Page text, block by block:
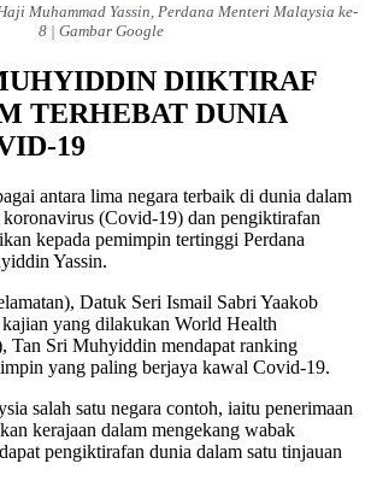
Muhammad Yassin, Perdana Menteri Malaysia ke-
8 | Gambar Google
DIIKTIRAF
TERHEBAT DUNIA
19
antara lima negara terbaik di dunia dalam
(Covid-19) dan pengiktirafan
kepada pemimpin tertinggi Perdana
Yassin.
Datuk Seri Ismail Sabri Yaakob
kajian yang dilakukan World Health
Tan Sri Muhyiddin mendapat ranking
yang paling berjaya kawal Covid-19.
salah satu negara contoh, iaitu penerimaan
kerajaan dalam mengekang wabak
pengiktirafan dunia dalam satu tinjauan